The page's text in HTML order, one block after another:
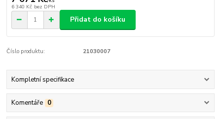
6 340 Kč bez DPH
Přidat do košíku
Číslo produktu: 21030007
Kompletní specifikace
Komentáře 0